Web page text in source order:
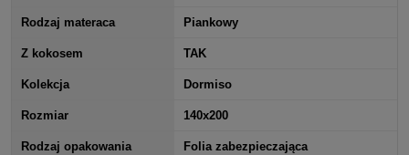
Rodzaj materaca Piankowy
Z kokosem TAK
Kolekcja Dormiso
Rozmiar 140x200
Rodzaj opakowania Folia zabezpieczająca